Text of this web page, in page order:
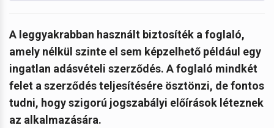
A leggyakrabban használt biztosíték a foglaló,
amely nélkül szinte el sem képzelhető például egy
ingatlan adásvételi szerződés. A foglaló mindkét
felet a szerződés teljesítésére ösztönzi, de fontos
tudni, hogy szigorú jogszabályi előírások léteznek
az alkalmazására.